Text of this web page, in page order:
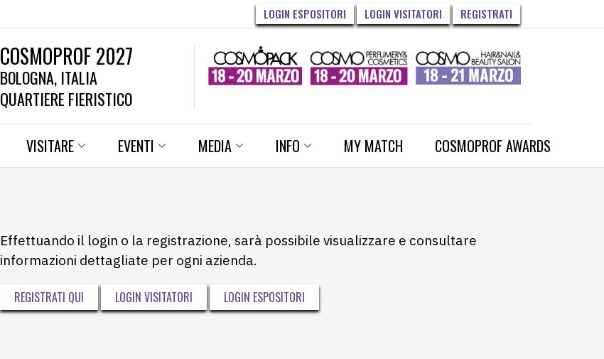
LOGIN ESPOSITORI LOGIN VISITATORI REGISTRATI
COSMOPROF 2027
BOLOGNA, ITALIA
QUARTIERE FIERISTICO
VISITARE EVENTI MEDIA INFO MY MATCH COSMOPROF AWARDS
Effettuando il login o la registrazione, sarà possibile visualizzare e consultare
informazioni dettagliate per ogni azienda.
REGISTRATI QUI LOGIN VISITATORI LOGIN ESPOSITORI